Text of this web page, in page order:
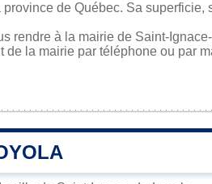
de Québec. Sa superficie,
rendre à la mairie de Saint-
la mairie par téléphone ou par